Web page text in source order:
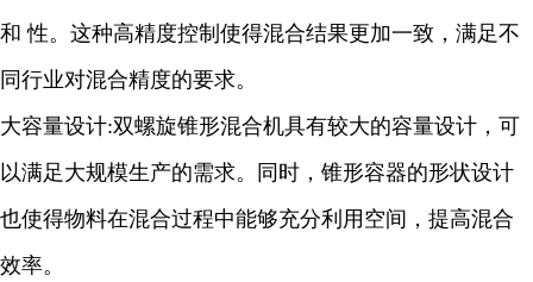
和 性。这种高精度控制使得混合结果更加一致，满足不
同行业对混合精度的要求。
大容量设计:双螺旋锥形混合机具有较大的容量设计，可
以满足大规模生产的需求。同时，锥形容器的形状设计
也使得物料在混合过程中能够充分利用空间，提高混合
效率。